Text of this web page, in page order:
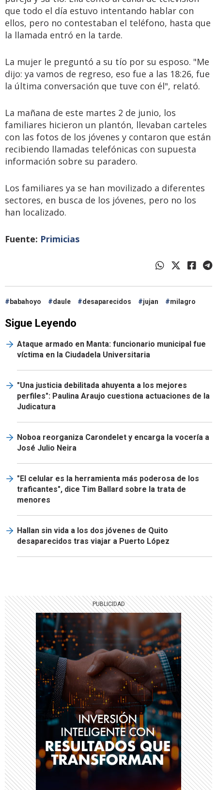
que todo el día estuvo intentando hablar con
ellos, pero no contestaban el teléfono, hasta que
la llamada entró en la tarde.
La mujer le preguntó a su tío por su esposo. "Me
dijo: ya vamos de regreso, eso fue a las 18:26, fue
la última conversación que tuve con él", relató.
La mañana de este martes 2 de junio, los
familiares hicieron un plantón, llevaban carteles
con las fotos de los jóvenes y contaron que están
recibiendo llamadas telefónicas con supuesta
información sobre su paradero.
Los familiares ya se han movilizado a diferentes
sectores, en busca de los jóvenes, pero no los
han localizado.
Fuente: Primicias
babahoyo daule desaparecidos jujan milagro
Sigue Leyendo
Ataque armado en Manta: funcionario municipal fue
víctima en la Ciudadela Universitaria
"Una justicia debilitada ahuyenta a los mejores
perfiles": Paulina Araujo cuestiona actuaciones de la
Judicatura
Noboa reorganiza Carondelet y encarga la vocería a
José Julio Neira
"El celular es la herramienta más poderosa de los
traficantes", dice Tim Ballard sobre la trata de
menores
Hallan sin vida a los dos jóvenes de Quito
desaparecidos tras viajar a Puerto López